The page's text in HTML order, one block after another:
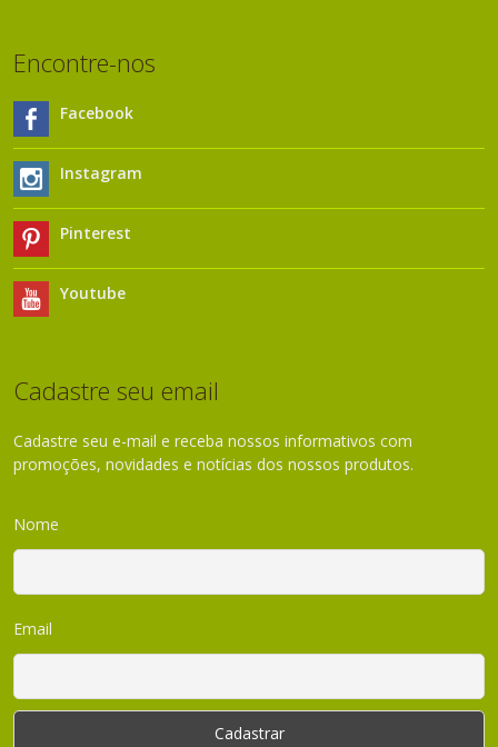
Encontre-nos
Facebook
Instagram
Pinterest
Youtube
Cadastre seu email
Cadastre seu e-mail e receba nossos informativos com
promoções, novidades e notícias dos nossos produtos.
Nome
Email